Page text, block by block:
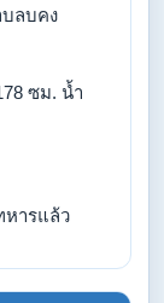
บลบคง
ซม. น้ำ
ารแล้ว